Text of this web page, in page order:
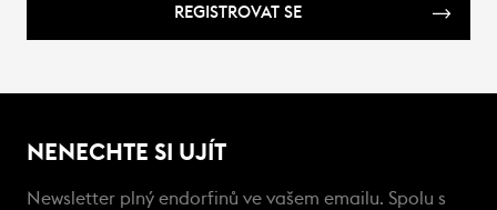
REGISTROVAT SE
NENECHTE SI UJÍT
Newsletter plný endorfinů ve vašem emailu. Spolu s